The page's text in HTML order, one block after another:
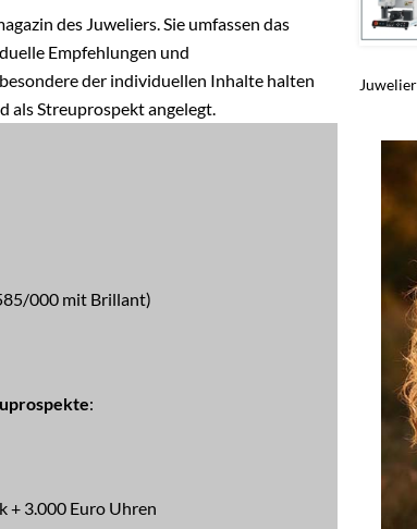
des Juweliers. Sie umfassen das
Empfehlungen und
der individuellen Inhalte halten
als Streuprospekt angelegt.
000 mit Brillant)
:
+ 3.000 Euro Uhren